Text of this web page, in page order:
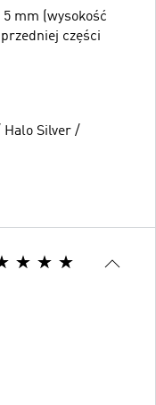
mm (wysokość
części
Silver /